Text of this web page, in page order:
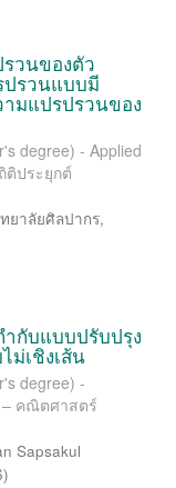
วนของตัว
รวนแบบมี
มแปรปรวนของ
degree) - Applied
ติประยุกต์
ยาลัยศิลปากร,
ำกับแบบปรับปรุง
ม่เชิงเส้น
degree) -
– คณิตศาสตร์
Sapsakul
)